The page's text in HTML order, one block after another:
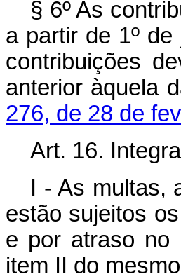
§ 6º As
a partir de 1º
contribuições
anterior àquela
276, de 28 de
Art. 16.
I - As multas,
estão sujeitos
e por atraso no
item II do